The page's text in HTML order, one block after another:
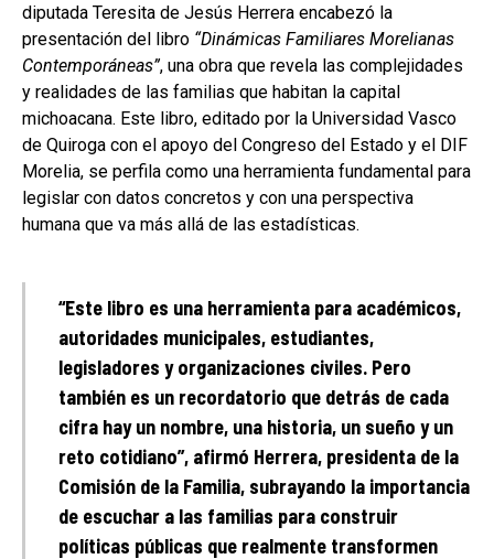
diputada Teresita de Jesús Herrera encabezó la
presentación del libro “Dinámicas Familiares Morelianas
Contemporáneas”, una obra que revela las complejidades
y realidades de las familias que habitan la capital
michoacana. Este libro, editado por la Universidad Vasco
de Quiroga con el apoyo del Congreso del Estado y el DIF
Morelia, se perfila como una herramienta fundamental para
legislar con datos concretos y con una perspectiva
humana que va más allá de las estadísticas.
“Este libro es una herramienta para académicos,
autoridades municipales, estudiantes,
legisladores y organizaciones civiles. Pero
también es un recordatorio que detrás de cada
cifra hay un nombre, una historia, un sueño y un
reto cotidiano”, afirmó Herrera, presidenta de la
Comisión de la Familia, subrayando la importancia
de escuchar a las familias para construir
políticas públicas que realmente transformen